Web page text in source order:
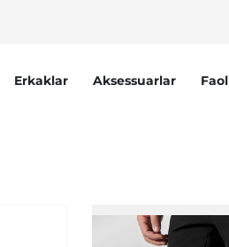
Erkaklar Aksessuarlar